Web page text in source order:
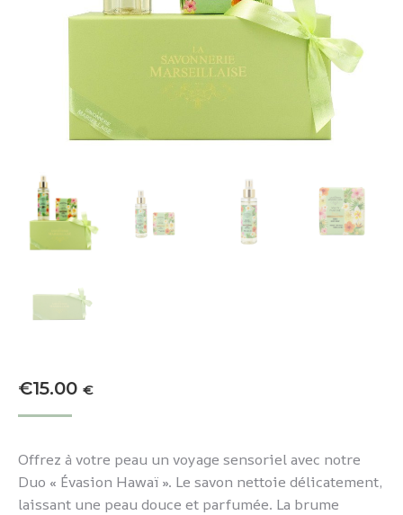
€15.00 €
Offrez à votre peau un voyage sensoriel avec notre
Duo « Évasion Hawaï ». Le savon nettoie délicatement,
laissant une peau douce et parfumée. La brume